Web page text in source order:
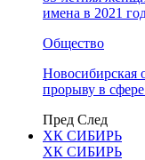
имена в 2021
Общество
Новосибирская
прорыву в
Пред След
ХК СИБИРЬ
ХК СИБИРЬ